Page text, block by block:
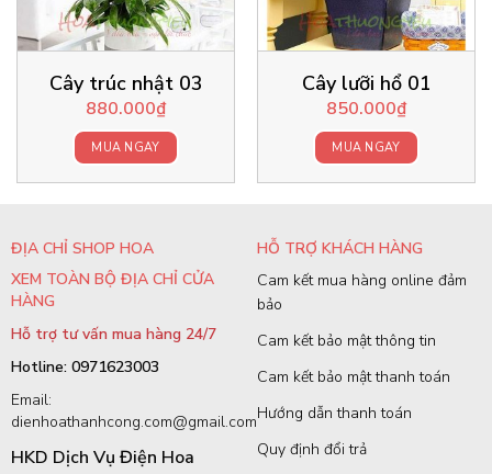
Cây trúc nhật 03
880.000₫
MUA NGAY
Cây lưỡi hổ 01
850.000₫
MUA NGAY
ĐỊA CHỈ SHOP HOA
XEM TOÀN BỘ ĐỊA CHỈ CỬA
HÀNG
Hỗ trợ tư vấn mua hàng 24/7
Hotline: 0971623003
Email:
dienhoathanhcong.com@gmail.com
HKD Dịch Vụ Điện Hoa
HỖ TRỢ KHÁCH HÀNG
Cam kết mua hàng online đảm
bảo
Cam kết bảo mật thông tin
Cam kết bảo mật thanh toán
Hướng dẫn thanh toán
Quy định đổi trả